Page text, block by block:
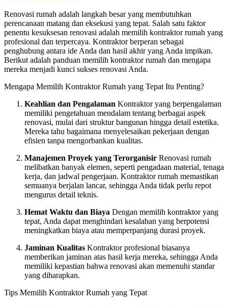
Renovasi rumah adalah langkah besar yang membutuhkan
perencanaan matang dan eksekusi yang tepat. Salah satu faktor
penentu kesuksesan renovasi adalah memilih kontraktor rumah yang
profesional dan terpercaya. Kontraktor berperan sebagai
penghubung antara ide Anda dan hasil akhir yang Anda impikan.
Berikut adalah panduan memilih kontraktor rumah dan mengapa
mereka menjadi kunci sukses renovasi Anda.
Mengapa Memilih Kontraktor Rumah yang Tepat Itu Penting?
Keahlian dan Pengalaman Kontraktor yang berpengalaman
memiliki pengetahuan mendalam tentang berbagai aspek
renovasi, mulai dari struktur bangunan hingga detail estetika.
Mereka tahu bagaimana menyelesaikan pekerjaan dengan
efisien tanpa mengorbankan kualitas.
Manajemen Proyek yang Terorganisir Renovasi rumah
melibatkan banyak elemen, seperti pengadaan material, tenaga
kerja, dan jadwal pengerjaan. Kontraktor rumah memastikan
semuanya berjalan lancar, sehingga Anda tidak perlu repot
mengurus detail teknis.
Hemat Waktu dan Biaya Dengan memilih kontraktor yang
tepat, Anda dapat menghindari kesalahan yang berpotensi
meningkatkan biaya atau memperpanjang durasi proyek.
Jaminan Kualitas Kontraktor profesional biasanya
memberikan jaminan atas hasil kerja mereka, sehingga Anda
memiliki kepastian bahwa renovasi akan memenuhi standar
yang diharapkan.
Tips Memilih Kontraktor Rumah yang Tepat